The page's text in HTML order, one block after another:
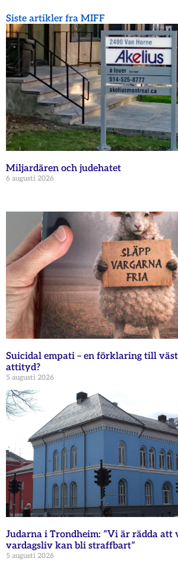
Siste artikler fra MIFF
Miljardären och judehatet
6 augusti 2026
Suicidal empati – en förklaring till
attityd?
5 augusti 2026
Judarna i Trondheim: ”Vi är rädda
vardagsliv kan bli straffbart”
5 augusti 2026